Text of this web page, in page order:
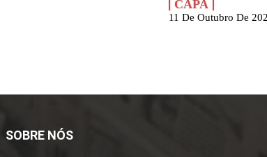
CAPA
11 De Outubro De
SOBRE NÓS